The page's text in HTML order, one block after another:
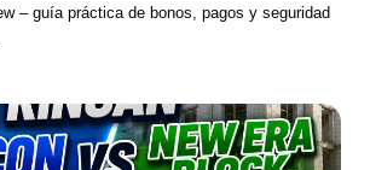
– guía práctica de bonos, pagos y seguridad